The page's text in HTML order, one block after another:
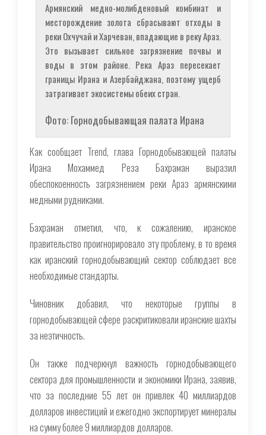
Армянский медно-молибденовый комбинат и
месторождение золота сбрасывают отходы в
реки Охчучай и Харчеван, впадающие в реку Араз.
Это вызывает сильное загрязнение почвы и
воды в этом районе. Река Араз пересекает
границы Ирана и Азербайджана, поэтому ущерб
затрагивает экосистемы обеих стран.
Фото: Горнодобывающая палата Ирана
Как сообщает Trend, глава Горнодобывающей палаты
Ирана Мохаммед Реза Бахраман выразил
обеспокоенность загрязнением реки Араз армянскими
медными рудниками.
Бахраман отметил, что, к сожалению, иранское
правительство проигнорировало эту проблему, в то время
как иранский горнодобывающий сектор соблюдает все
необходимые стандарты.
Чиновник добавил, что некоторые группы в
горнодобывающей сфере раскритиковали иранские шахты
за неэтичность.
Он также подчеркнул важность горнодобывающего
сектора для промышленности и экономики Ирана, заявив,
что за последние 55 лет он привлек 40 миллиардов
долларов инвестиций и ежегодно экспортирует минералы
на сумму более 9 миллиардов долларов.